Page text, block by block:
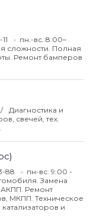
пн.-вс.:8:00–
сложности. Полная
Ремонт бамперов
Диагностика и
свечей, тех.
88
пн-вс: 9:00 -
Замена
АКПП. Ремонт
МКПП. Техническое
и